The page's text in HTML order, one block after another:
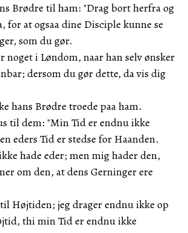
Brødre til ham: "Drag bort herfra og
for at ogsaa dine Disciple kunne se
som du gør.
noget i Løndom, naar han selv ønsker
dersom du gør dette, da vis dig
hans Brødre troede paa ham.
til dem: "Min Tid er endnu ikke
eders Tid er stedse for Haanden.
hade eder; men mig hader den,
om den, at dens Gerninger ere
Højtiden; jeg drager endnu ikke op
thi min Tid er endnu ikke